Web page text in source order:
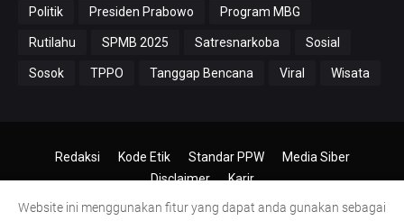
Politik Presiden Prabowo Program MBG
Rutilahu SPMB 2025 Satresnarkoba Sosial
Sosok TPPO Tanggap Bencana Viral Wisata
© 2024-2026PT.Antero Inti Media
Redaksi Kode Etik Standar PPW
Media Siber
Disclaimer
Karir
Website ini menggunakan fitur yang dapat anda gunakan sebagai